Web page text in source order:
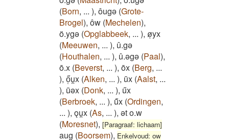
(Born, ... ), ôugə (Grote-
Brogel), ôw (Mechelen),
ö.ygə (Opglabbeek, ... ), øͅyx
(Meeuwen, ... ), û.gə
(Houthalen, ... ), û.əgə (Paal),
ō.x (Beverst, ... ), ōx (Berg, ...
), ő̜u̯x (Alken, ... ), ūx (Aalst, ...
), ūǝx (Donk, ... ), űx
(Berbroek, ... ), ű̄x (Ordingen,
... ), ǫu̯x (As, ... ), ət o.w
(Moresnet), [Paragraaf: lichaam]
aug (Boorsem), Enkelvoud: ow